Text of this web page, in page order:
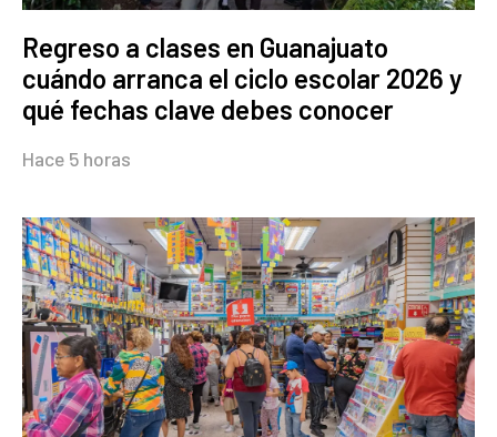
Regreso a clases en Guanajuato
cuándo arranca el ciclo escolar 2026 y
qué fechas clave debes conocer
Hace 5 horas